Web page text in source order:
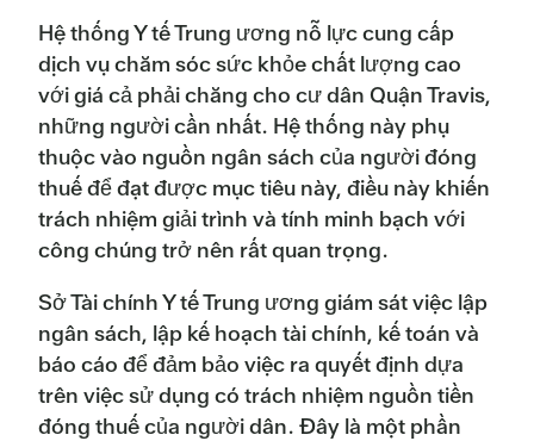
Hệ thống Y tế Trung ương nỗ lực cung cấp
dịch vụ chăm sóc sức khỏe chất lượng cao
với giá cả phải chăng cho cư dân Quận Travis,
những người cần nhất. Hệ thống này phụ
thuộc vào nguồn ngân sách của người đóng
thuế để đạt được mục tiêu này, điều này khiến
trách nhiệm giải trình và tính minh bạch với
công chúng trở nên rất quan trọng.
Sở Tài chính Y tế Trung ương giám sát việc lập
ngân sách, lập kế hoạch tài chính, kế toán và
báo cáo để đảm bảo việc ra quyết định dựa
trên việc sử dụng có trách nhiệm nguồn tiền
đóng thuế của người dân. Đây là một phần